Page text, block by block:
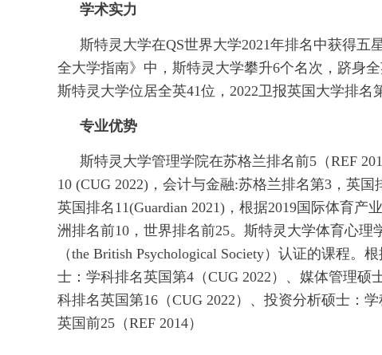
学术实力
斯特灵大学在QS世界大学2021年排名中获得五
全大学指南》中，斯特灵大学攀升6个名次，跻身
斯特灵大学位居全英41位，2022卫报英国大学排名
专业优势
斯特灵大学管理学院在苏格兰排名前5（REF
10 (CUG 2022)，会计与金融:苏格兰排名第3，英
英国排名11(Guardian 2021)，根据2019国际体育
洲排名前10，世界排名前25。斯特灵大学体育心
（the British Psychological Society）认证的课程
士：学科排名英国第4（CUG 2022）、媒体管理硕
科排名英国第16（CUG 2022）、投资分析硕士：
英国前25（REF 2014）